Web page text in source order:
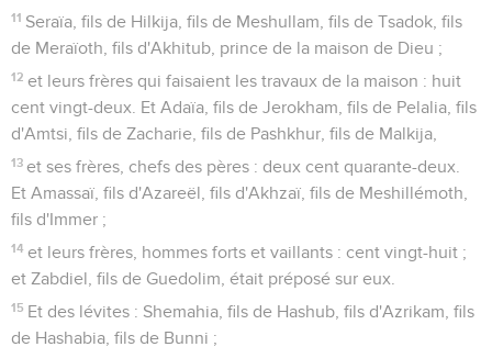
11 Seraïa, fils de Hilkija, fils de Meshullam, fils de Tsadok, fils
de Meraïoth, fils d'Akhitub, prince de la maison de Dieu ;
12 et leurs frères qui faisaient les travaux de la maison : huit
cent vingt-deux. Et Adaïa, fils de Jerokham, fils de Pelalia, fils
d'Amtsi, fils de Zacharie, fils de Pashkhur, fils de Malkija,
13 et ses frères, chefs des pères : deux cent quarante-deux.
Et Amassaï, fils d'Azareël, fils d'Akhzaï, fils de Meshillémoth,
fils d'Immer ;
14 et leurs frères, hommes forts et vaillants : cent vingt-huit ;
et Zabdiel, fils de Guedolim, était préposé sur eux.
15 Et des lévites : Shemahia, fils de Hashub, fils d'Azrikam, fils
de Hashabia, fils de Bunni ;